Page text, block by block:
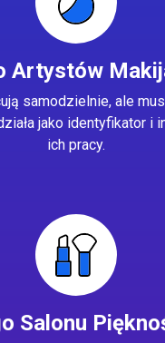
Artystów
samodzielnie, ale
jako identyfikator i
ich pracy.
Salonu